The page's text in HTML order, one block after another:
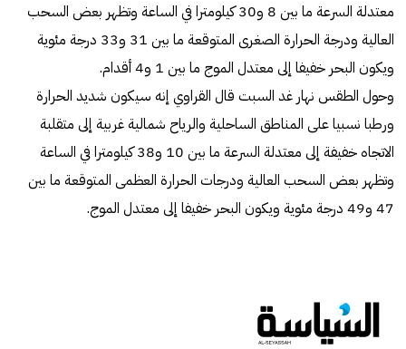
معتدلة السرعة ما بين 8 و30 كيلومترا في الساعة وتظهر بعض السحب
العالية ودرجة الحرارة الصغرى المتوقعة ما بين 31 و33 درجة مئوية
ويكون البحر خفيفا إلى معتدل الموج ما بين 1 و4 أقدام.
وحول الطقس نهار غد السبت قال القراوي إنه سيكون شديد الحرارة
ورطبا نسبيا على المناطق الساحلية والرياح شمالية غربية إلى متقلبة
الاتجاه خفيفة إلى معتدلة السرعة ما بين 10 و38 كيلومترا في الساعة
وتظهر بعض السحب العالية ودرجات الحرارة العظمى المتوقعة ما بين
47 و49 درجة مئوية ويكون البحر خفيفا إلى معتدل الموج.